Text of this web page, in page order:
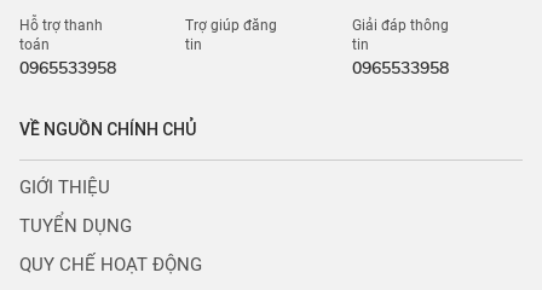
Hỗ trợ thanh
toán
0965533958
Trợ giúp đăng
tin
Giải đáp thông
tin
0965533958
VỀ NGUỒN CHÍNH CHỦ
GIỚI THIỆU
TUYỂN DỤNG
QUY CHẾ HOẠT ĐỘNG